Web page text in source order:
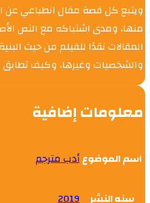
ويتبع كل قصة مقال انطباعي عن
منها، ومدى اشتباكه مع النص
المقالات نقدًا للفيلم من حيث
والشخصيات وغيرها، وكيف تطابق
معلومات إضافية
اسم الموضوعأدب مترجم
سنه النشر 2019